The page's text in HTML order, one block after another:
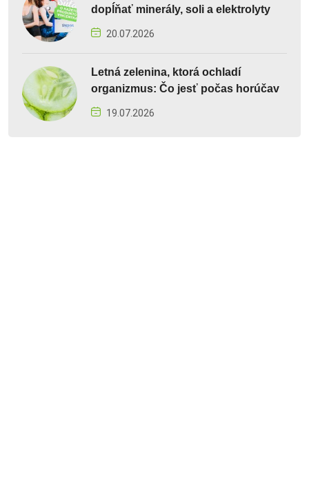
dopĺňať minerály, soli a elektrolyty
20.07.2026
Letná zelenina, ktorá ochladí
organizmus: Čo jesť počas horúčav
19.07.2026